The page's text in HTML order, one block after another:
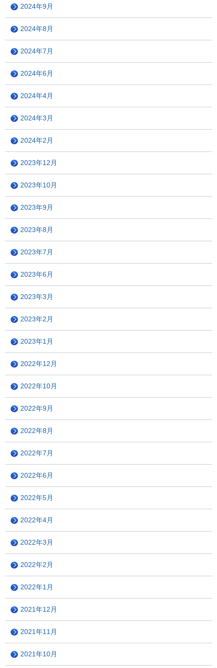
2024年9月
2024年8月
2024年7月
2024年6月
2024年4月
2024年3月
2024年2月
2023年12月
2023年10月
2023年9月
2023年8月
2023年7月
2023年6月
2023年3月
2023年2月
2023年1月
2022年12月
2022年10月
2022年9月
2022年8月
2022年7月
2022年6月
2022年5月
2022年4月
2022年3月
2022年2月
2022年1月
2021年12月
2021年11月
2021年10月